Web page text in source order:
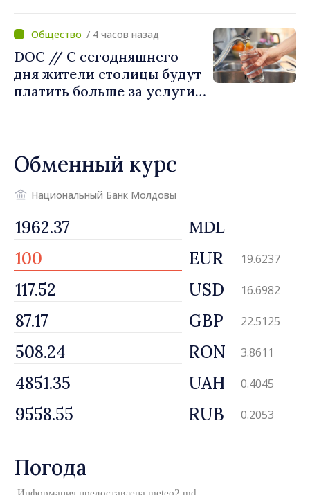
/ 4 часов назад
DOC // С сегодняшнего
дня жители столицы будут
платить больше за услуги
Обменный курс
Национальный Банк Молдовы
MDL
EUR 19.6237
USD 16.6982
GBP 22.5125
RON 3.8611
UAH 0.4045
RUB 0.2053
Погода